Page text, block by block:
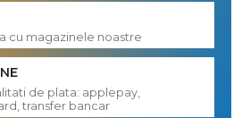
cu magazinele noastre
de plata: applepay,
transfer bancar